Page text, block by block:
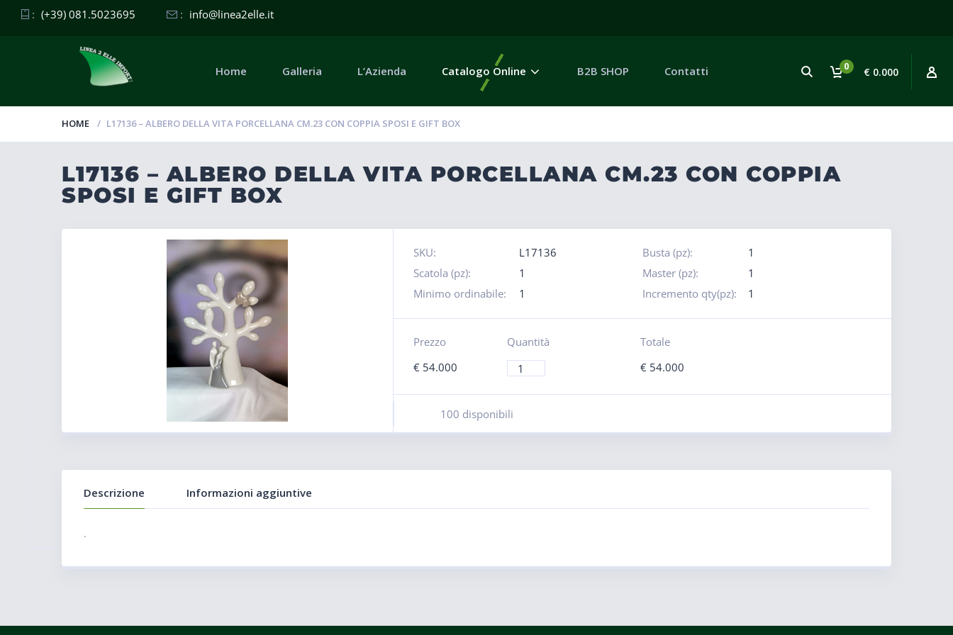
: (+39) 081.5023695 : info@linea2elle.it
0 € 0.000
Home Galleria L’Azienda Catalogo Online B2B SHOP Contatti
HOME L17136 – ALBERO DELLA VITA PORCELLANA CM.23 CON COPPIA SPOSI E GIFT BOX
L17136 – ALBERO DELLA VITA PORCELLANA CM.23 CON COPPIA
SPOSI E GIFT BOX
SKU: L17136 Busta (pz):
1
Scatola (pz):
1 Master (pz):
1
Minimo ordinabile:
1 Incremento qty(pz): 1
Prezzo
€ 54.000
Quantità
Totale
€54.000
100 disponibili
Descrizione Informazioni aggiuntive
.